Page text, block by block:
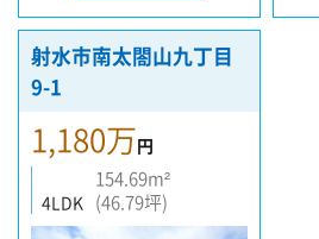
射水市南太閤山九丁目
9-1
4LDK
154.69m²
(46.79坪)
1,180万円